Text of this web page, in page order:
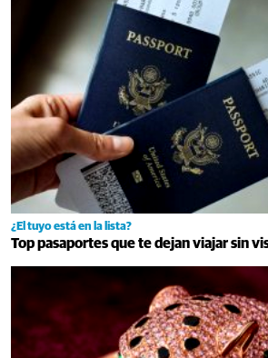
¿El tuyo está en la lista?
Top pasaportes que te dejan viajar sin